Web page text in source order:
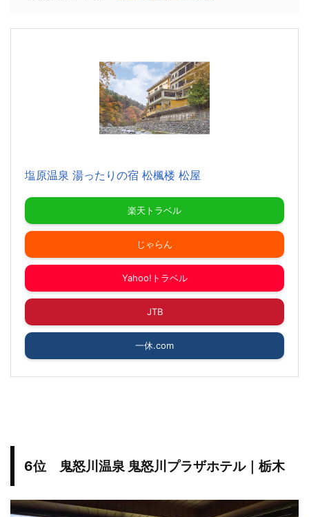
塩原温泉 湯ったりの宿 松楓楼 松屋
楽天トラベル
じゃらん
Yahoo!トラベル
JTB
一休.com
6位 鬼怒川温泉 鬼怒川プラザホテル｜栃木